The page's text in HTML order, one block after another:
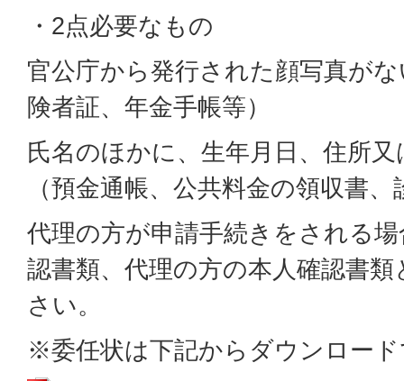
・2点必要なもの
官公庁から発行された顔写真が
険者証、年金手帳等）
氏名のほかに、生年月日、住所
（預金通帳、公共料金の領収書
代理の方が申請手続きをされる
認書類、代理の方の本人確認書
さい。
※委任状は下記からダウンロー